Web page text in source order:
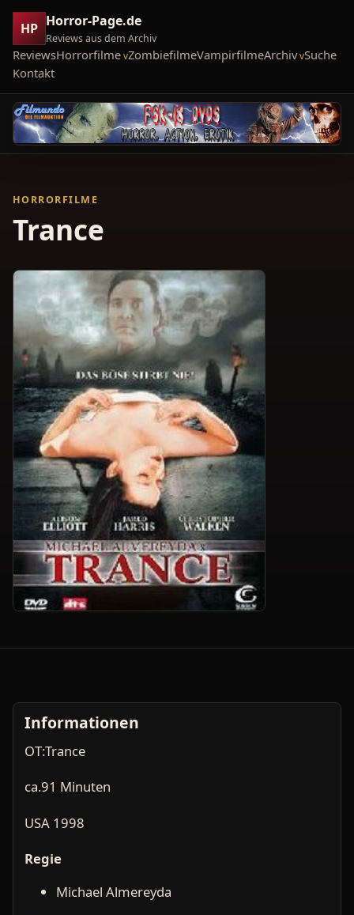
HP Horror-Page.de
Reviews aus dem Archiv
ReviewsHorrorfilme ZombiefilmeVampirfilmeArchiv Suche
Kontakt
HORRORFILME
Trance
Informationen
OT:Trance
ca.91 Minuten
USA 1998
Regie
Michael Almereyda